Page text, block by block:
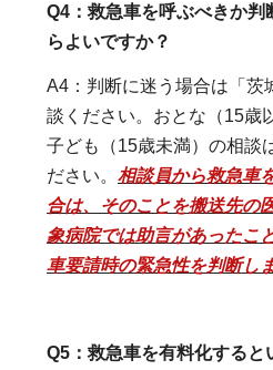
Q4：救急車を呼ぶべきか判
らよいですか？
A4：判断に迷う場合は「茨
談ください。おとな（15歳
子ども（15歳未満）の相談
ださい。 相談員から救急車
合は、そのことを搬送先の
象病院では助言があったこ
車要請時の緊急性を判断し
Q5：救急車を有料化すると